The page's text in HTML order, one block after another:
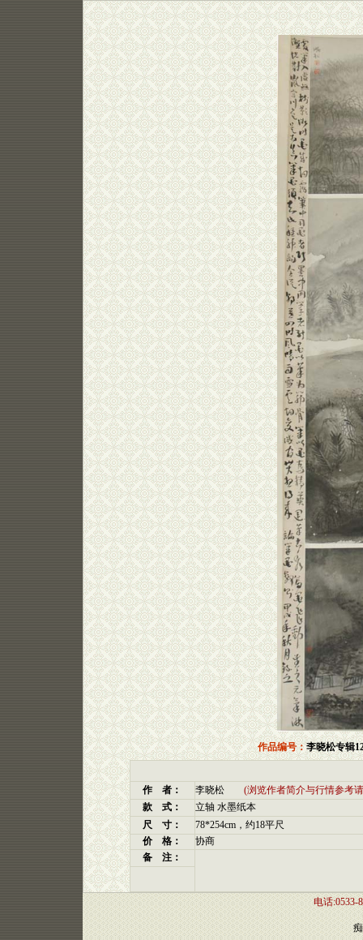
作品编号：李晓松专辑
作 者： 李晓松(浏览作者简介与行情参考请
款 式：
立轴 水墨纸本
尺 寸：
78*254cm，约18平尺
价 格：
协商
备 注：
电话:0533-